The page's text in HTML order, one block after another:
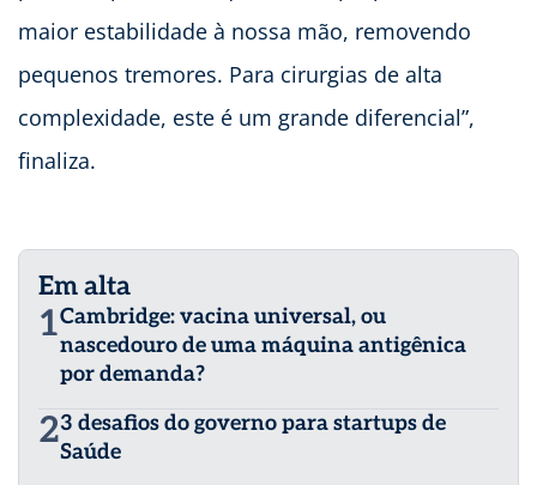
maior estabilidade à nossa mão, removendo
pequenos tremores. Para cirurgias de alta
complexidade, este é um grande diferencial”,
finaliza.
Em alta
1Cambridge: vacina universal, ou
nascedouro de uma máquina antigênica
por demanda?
23 desafios do governo para startups de
Saúde